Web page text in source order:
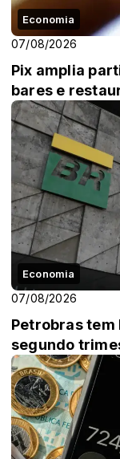
Economia
07/08/2026
Pix amplia
bares e
Economia
07/08/2026
Petrobras tem
segundo